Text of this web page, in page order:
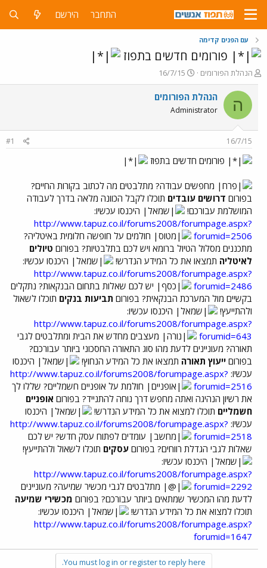
התחבר הירשם
עם הפנים קדימה
פורומים חדשים בתפוז
פ
ו
ת
ח
ה
ש
א
הנהלת הפורומים
פ
ו
ר
ם
ר
16/7/15
ה הנהלת הפורומים
Administrator
16/7/15
#1
פורומים חדשים בתפוז
מחפשים עבודה? מתלבטים מה לכתוב בקורות החיים?
בפורום דרושים עובדים תוכלו לקבל הכוונה מלאה בדרך לעבודה
המושלמת עבורכם!
היכנסו עכשיו:
http://www.tapuz.co.il/forums2008/forumpage.aspx?
forumid=2506
חולמים על חופשה חלומית באיטליה?
מתכננים מסלול הטיול ברומא ויש לכם בתלבטיות? בפורום טיולים
לאיטליה תמצאו את כל המידע הנדרש!
היכנסו עכשיו:
http://www.tapuz.co.il/forums2008/forumpage.aspx?
forumid=2486
יש לכם שאלות בתחום הבנקאות? נתקלים
בקשיים מול המערכת הבנקאית? בפורום תביעות בנקים תוכלו לשאול
ולהתייעץ!
היכנסו עכשיו:
http://www.tapuz.co.il/forums2008/forumpage.aspx?
forumid=643
מעצבים מחדש את הבית ומתלבטים לגבי
תאורה? מעוניינים לדעת מהו סוג התאורה החסכוני ביותר עבורכם?
בפורום ייעוץ תאורה תמצאו את כל המידע הנחוץ!
היכנסו
עכשיו: http://www.tapuz.co.il/forums2008/forumpage.aspx?
forumid=2516
חולמת על אופניים חשמליים? שללו לך
את רשיון הנהיגה ואתה מחפש דרך נוחה להתנייד? בפורום אופניים
חשמליים תוכלו למצוא את כל המידע הנדרש!
היכנסו
עכשיו: http://www.tapuz.co.il/forums2008/forumpage.aspx?
forumid=2518
עומדים לפתוח עסק חדש? יש לכם
שאלות לגבי הגדלת רווחים? בפורום עסקים תוכלו לשאול ולהתייעץ!
היכנסו עכשיו:
http://www.tapuz.co.il/forums2008/forumpage.aspx?
forumid=2292
מתלבטים לגבי מכשיר שמיעה? מעוניינים
לדעת מהו המכשיר שמתאים ביותר עבורכם? בפורום מכשירי שמיעה
תוכלו למצוא את כל המידע הנדרש!
היכנסו עכשיו:
http://www.tapuz.co.il/forums2008/forumpage.aspx?
forumid=1647
You must log in or register to reply here.